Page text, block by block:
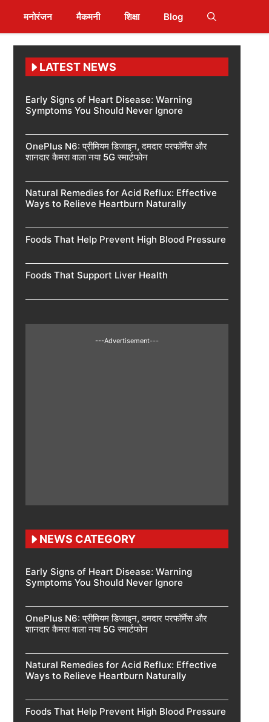
मनोरंजन मैकमनी शिक्षा Blog
LATEST NEWS
Early Signs of Heart Disease: Warning
Symptoms You Should Never Ignore
OnePlus N6: प्रीमियम डिजाइन, दमदार परफॉर्मेंस और
शानदार कैमरा वाला नया 5G स्मार्टफोन
Natural Remedies for Acid Reflux: Effective
Ways to Relieve Heartburn Naturally
Foods That Help Prevent High Blood Pressure
Foods That Support Liver Health
---Advertisement---
NEWS CATEGORY
Early Signs of Heart Disease: Warning
Symptoms You Should Never Ignore
OnePlus N6: प्रीमियम डिजाइन, दमदार परफॉर्मेंस और
शानदार कैमरा वाला नया 5G स्मार्टफोन
Natural Remedies for Acid Reflux: Effective
Ways to Relieve Heartburn Naturally
Foods That Help Prevent High Blood Pressure